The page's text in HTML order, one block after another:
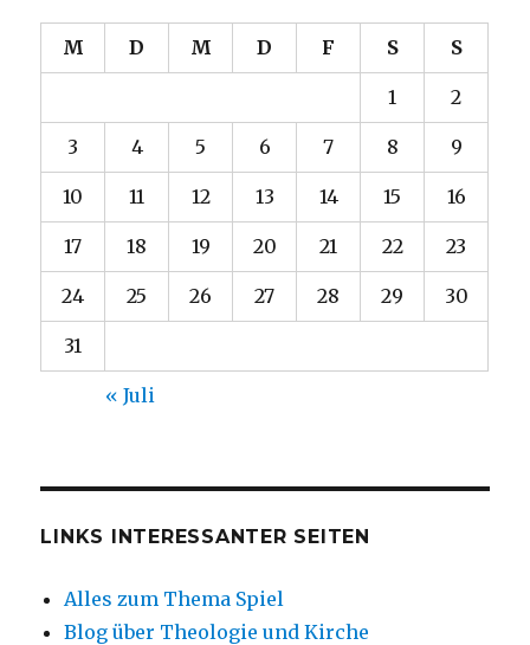
M D M D F S S
1 2
3 4 5 6 7 8 9
10 11 12 13 14 15 16
17 18 19 20 21 22 23
24 25 26 27 28 29 30
31
« Juli
LINKS INTERESSANTER SEITEN
Alles zum Thema Spiel
Blog über Theologie und Kirche